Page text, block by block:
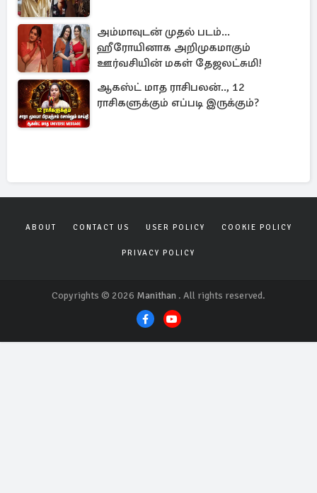
அம்மாவுடன் முதல் படம்...
ஹீரோயினாக அறிமுகமாகும்
ஊர்வசியின் மகள் தேஜலட்சுமி!
ஆகஸ்ட் மாத ராசிபலன்.., 12
ராசிகளுக்கும் எப்படி இருக்கும்?
ABOUT CONTACT US USER POLICY COOKIE POLICY
PRIVACY POLICY
Copyrights © 2026 Manithan . All rights reserved.